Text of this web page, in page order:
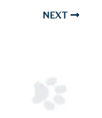
NEXT